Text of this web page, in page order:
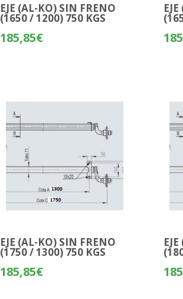
EJE (AL-KO) SIN FRENO
(1650 / 1200) 750 KGS
185,85€
EJE (AL-KO) SIN FRENO
(1750 / 1300) 750 KGS
185,85€